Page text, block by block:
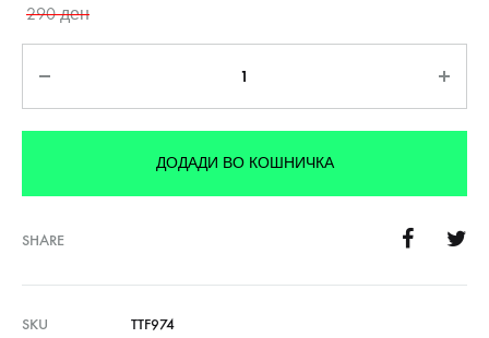
290ден
ДОДАДИ ВО КОШНИЧКА
SHARE
SKU
TTF974